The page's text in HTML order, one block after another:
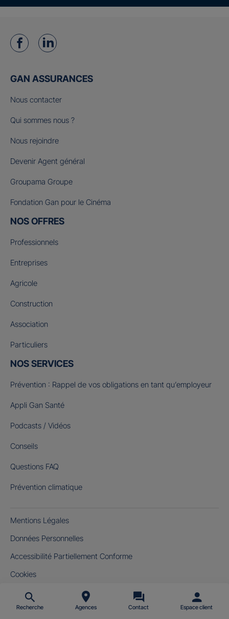
Recherche Agences Contact Espace client
GAN ASSURANCES
Nous contacter
Qui sommes nous ?
Nous rejoindre
Devenir Agent général
Groupama Groupe
Fondation Gan pour le Cinéma
NOS OFFRES
Professionnels
Entreprises
Agricole
Construction
Association
Particuliers
NOS SERVICES
Prévention : Rappel de vos obligations en tant qu’employeur
Appli Gan Santé
Podcasts / Vidéos
Conseils
Questions FAQ
Prévention climatique
Mentions Légales
Données Personnelles
Accessibilité Partiellement Conforme
Cookies
Gérer mes cookies